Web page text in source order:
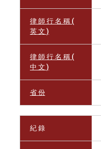
律 師 行 名 稱 (
英 文 )
律 師 行 名 稱 (
中 文 )
省 份
紀 錄